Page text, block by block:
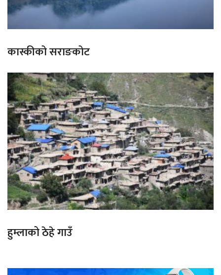
कास्कीको सराङकोट
हुम्लाको ठेहे गाउँ